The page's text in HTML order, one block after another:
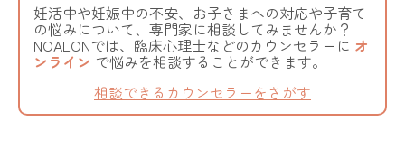
妊活中や妊娠中の不安、お子さまへの対応や子育て
の悩みについて、専門家に相談してみませんか？
NOALONでは、臨床心理士などのカウンセラーに オ
ンライン で悩みを相談することができます。
相談できるカウンセラーをさがす